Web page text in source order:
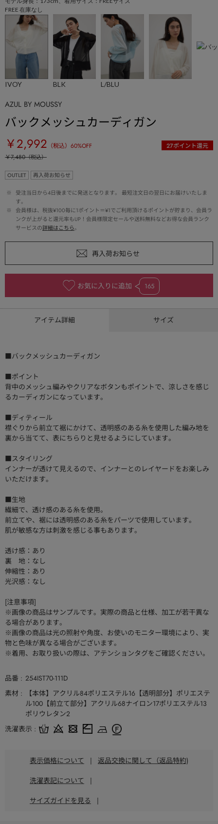
FREE 在庫なし
IVOY BLK L/BLU
AZUL BY MOUSSY
バックメッシュカーディガン
￥2,992 （税込） 60%OFF 27ポイント還元
￥7,480（税込）
OUTLET 再入荷お知らせ
※
受注当日から4日後までに発送となります。 最短注文日の翌日にお届けいたしま
す。
※
会員様は、税抜¥100毎に1ポイント＝¥1でご利用頂けるポイントが貯まり、会員ラ
ンクが上がると還元率もUP！会員様限定セールや送料無料などお得な会員ランク
サービスの詳細はこちら。
お気に入りに追加 165
アイテム詳細 サイズ
■バックメッシュカーディガン
■ポイント
背中のメッシュ編みやクリアなボタンもポイントで、涼しさを感じ
るカーディガンになっています。
■ディティール
襟ぐりから前立て裾にかけて、透明感のある糸を使用した編み地を
裏から当てて、表にちらりと見せるようにしています。
■スタイリング
インナーが透けて見えるので、インナーとのレイヤードをお楽しみ
いただけます。
■生地
繊細で、透け感のある糸を使用。
前立てや、裾には透明感のある糸をパーツで使用しています。
肌が敏感な方は刺激を感じる事もあります。
透け感：あり
裏 地：なし
伸縮性：あり
光沢感：なし
[注意事項]
※画像の商品はサンプルです。実際の商品と仕様、加工が若干異な
る場合があります。
※画像の商品は光の照射や角度、お使いのモニター環境により、実
物と色味が異なる場合がございます。
※着用、お取り扱いの際は、アテンションタグをご確認ください。
品番
254IST70-111D
素材
【本体】アクリル84ポリエステル16【透明部分】ポリエステ
ル100【前立て部分】アクリル68ナイロン17ポリエステル13
ポリウレタン2
洗濯表示
表示価格について | 返品交換に関して（返品特約)
洗濯表記について |
サイズガイドを見る |